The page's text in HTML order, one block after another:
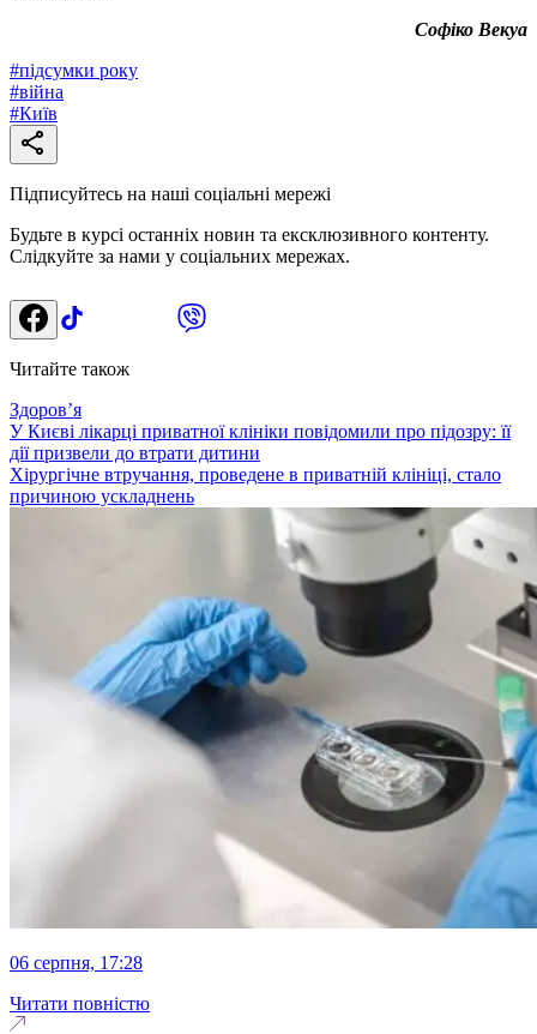
Софіко Векуа
#підсумки року
#війна
#Київ
Підписуйтесь на наші соціальні мережі
Будьте в курсі останніх новин та ексклюзивного контенту.
Слідкуйте за нами у соціальних мережах.
Читайте також
Здоровʼя
У Києві лікарці приватної клініки повідомили про підозру: її
дії призвели до втрати дитини
Хірургічне втручання, проведене в приватній клініці, стало
причиною ускладнень
06 серпня, 17:28
Читати повністю